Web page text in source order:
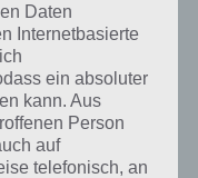
Informationen parat!
auf Facebook
Daten
Internetbasierte
ein absoluter
kann. Aus
Person
auf
telefonisch, an